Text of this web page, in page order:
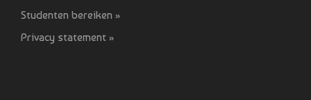
Studenten bereiken »
Privacy statement »